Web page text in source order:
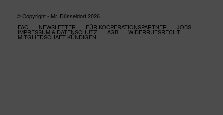
© Copyright - Mr. Düsseldorf 2026
FAQ
NEWSLETTER FÜR KOOPERATIONSPARTNER JOBS
IMPRESSUM & DATENSCHUTZ AGB WIDERRUFSRECHT
MITGLIEDSCHAFT KÜNDIGEN